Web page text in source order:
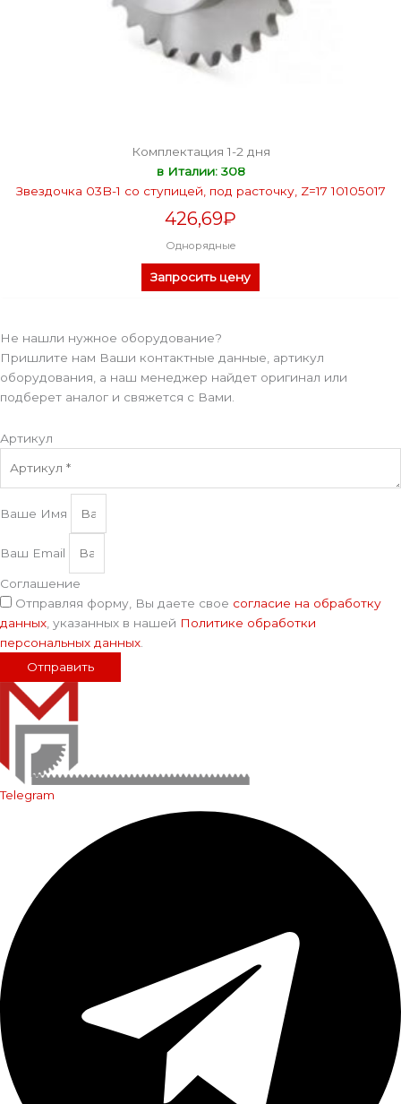
Комплектация 1-2 дня
в Италии: 308
Звездочка 03B-1 со ступицей, под расточку, Z=17 10105017
426,69₽
Однорядные
Запросить цену
Не нашли нужное оборудование?
Пришлите нам Ваши контактные данные, артикул
оборудования, а наш менеджер найдет оригинал или
подберет аналог и свяжется с Вами.
Артикул
Ваше Имя
Ваш Email
Соглашение
Отправляя форму, Вы даете свое согласие на обработку
данных , указанных в нашей Политике обработки
персональных данных
Отправить
Telegram